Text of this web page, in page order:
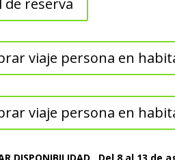
viaje persona en
viaje persona en